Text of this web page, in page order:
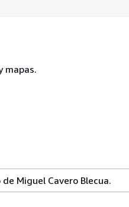
mapas.
de Miguel Cavero Blecua.